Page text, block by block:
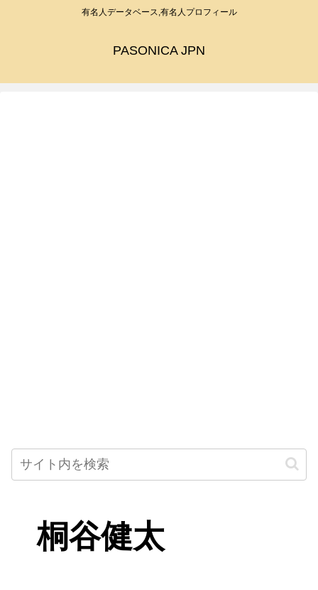
有名人データベース,有名人プロフィール
PASONICA JPN
桐谷健太